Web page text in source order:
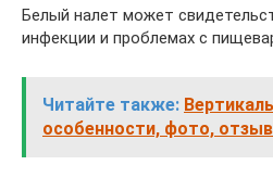
Белый налет может
инфекции и проблемах с
Читайте также:
особенности, фото,